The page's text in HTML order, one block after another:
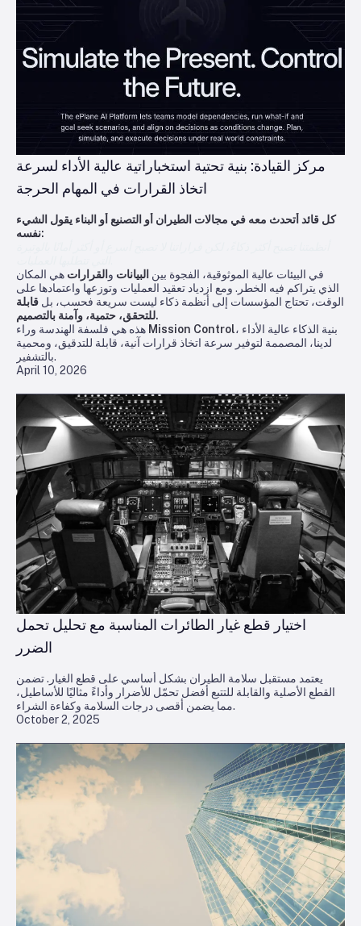
April 10, 2026
مركز القيادة: بنية تحتية استخباراتية عالية الأداء لسرعة
اتخاذ القرارات في المهام الحرجة
كل قائد أتحدث معه في مجالات الطيران أو التصنيع أو البناء يقول الشيء
نفسه:
في البيئات عالية الموثوقية، الفجوة بين البيانات والقرارات هي المكان
الذي يتراكم فيه الخطر. ومع ازدياد تعقيد العمليات وتوزعها واعتمادها على
الوقت، تحتاج المؤسسات إلى أنظمة ذكاء ليست سريعة فحسب، بل قابلة
للتحقق، حتمية، وآمنة بالتصميم.
Mission Control، بنية الذكاء عالية الأداء
لدينا، المصممة لتوفير سرعة اتخاذ قرارات آنية، قابلة للتدقيق، ومحمية
بالتشفير.
October 2, 2025
اختيار قطع غيار الطائرات المناسبة مع تحليل تحمل
الضرر
يعتمد مستقبل سلامة الطيران بشكل أساسي على قطع الغيار. تضمن
القطع الأصلية والقابلة للتتبع أفضل تحمّل للأضرار وأداءً مثاليًا للأساطيل،
مما يضمن أقصى درجات السلامة وكفاءة الشراء.